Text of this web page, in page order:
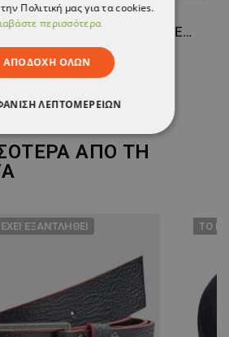
Ραμμένα γάντια KESTREL Πλεκτά γάντια LEON TOUCHSCREEN
1,98 €
ΑΠΟ ΤΗ
ΕΞΑΝΤΛΗΘΕΊ ТΟ
Πολιτική μας για τα cookies.
περισσότερα
ΑΠΟΔΟΧΉ ΌΛΩΝ
ΛΕΠΤΟΜΕΡΕΙΏΝ